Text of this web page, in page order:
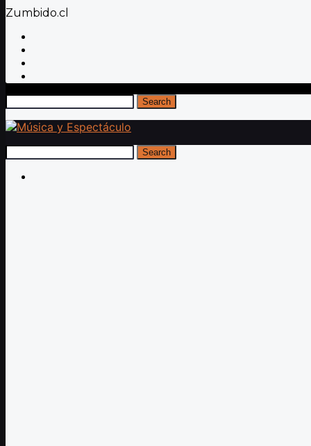
Zumbido.cl
Search
Search